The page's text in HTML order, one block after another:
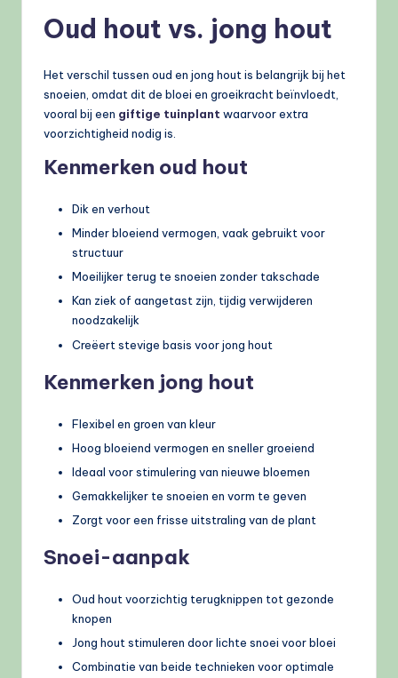
Oud hout vs. jong hout
Het verschil tussen oud en jong hout is belangrijk bij het
snoeien, omdat dit de bloei en groeikracht beïnvloedt,
vooral bij een giftige tuinplant waarvoor extra
voorzichtigheid nodig is.
Kenmerken oud hout
Dik en verhout
Minder bloeiend vermogen, vaak gebruikt voor
structuur
Moeilijker terug te snoeien zonder takschade
Kan ziek of aangetast zijn, tijdig verwijderen
noodzakelijk
Creëert stevige basis voor jong hout
Kenmerken jong hout
Flexibel en groen van kleur
Hoog bloeiend vermogen en sneller groeiend
Ideaal voor stimulering van nieuwe bloemen
Gemakkelijker te snoeien en vorm te geven
Zorgt voor een frisse uitstraling van de plant
Snoei-aanpak
Oud hout voorzichtig terugknippen tot gezonde
knopen
Jong hout stimuleren door lichte snoei voor bloei
Combinatie van beide technieken voor optimale